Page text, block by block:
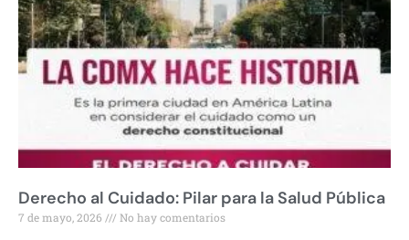
Derecho al Cuidado: Pilar para la Salud Pública
7 de mayo, 2026 No hay comentarios